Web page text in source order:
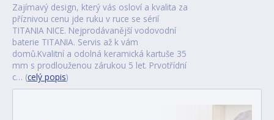
Zajímavý design, který vás osloví a kvalita za
příznivou cenu jde ruku v ruce se sérií
TITANIA NICE. Nejprodávanější vodovodní
baterie TITANIA. Servis až k vám
domů.Kvalitní a odolná keramická kartuše 35
mm s prodlouženou zárukou 5 let. Prvotřídní
c… (celý popis)